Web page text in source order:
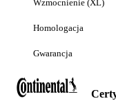
Wzmocnienie (XL)
Homologacja
Gwarancja